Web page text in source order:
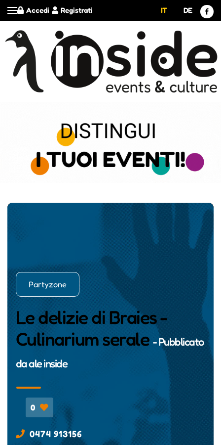
Registrati
Accedi IT DE
Partyzone
Le delizie di Braies -
Culinarium serale - Pubblicato
daale inside
0
0474 913156